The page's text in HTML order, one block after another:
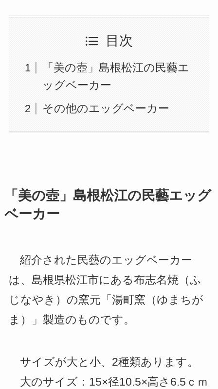
目次
「美の壺」島根松江の民藝エ
ッグベーカー
その他のエッグベーカー
「美の壺」島根松江の民藝エッグ
ベーカー
紹介された民藝のエッグベーカー
は、島根県松江市にある布志名焼（ふ
じなやき）の窯元「湯町窯（ゆまちが
ま）」製造のものです。
サイズが大と小、2種類あります。
大のサイズ：15×径10.5×高さ6.5ｃｍ